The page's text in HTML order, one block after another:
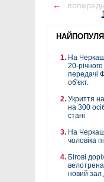
←
На
20-
передачі
об'єкт.
Укриття
на 300
стані
На
чоловіка
Бігові
новий зал